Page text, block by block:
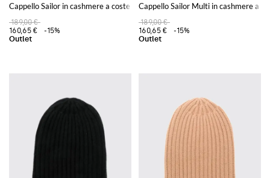
Cappello Sailor in cashmere a coste
189,00 €
160,65 €
-15%
Cappello Sailor Multi in cashmere a
189,00 €
160,65 €
-15%